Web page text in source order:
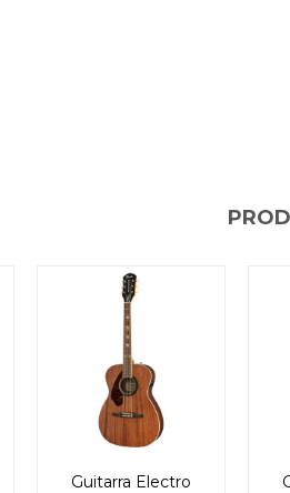
Guitarra Electro